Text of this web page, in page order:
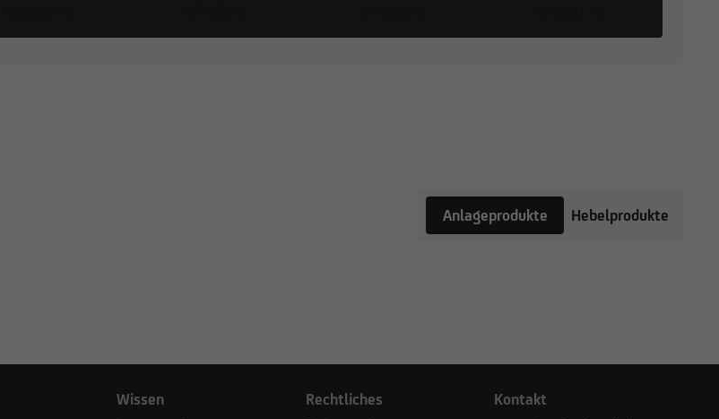
Anlageprodukte Hebelprodukte
Wissen Rechtliches Kontakt